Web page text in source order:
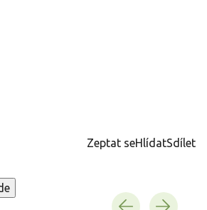
Zeptat seHlídatSdílet